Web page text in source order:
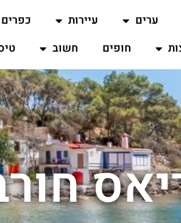
ערים עיירות כפרים
חופים חשוב